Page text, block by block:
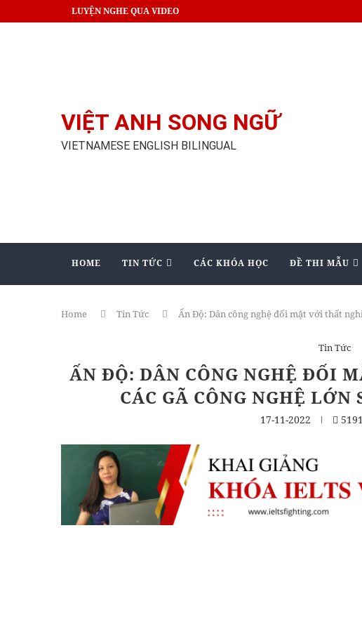
LUYỆN NGHE QUA VIDEO
VIỆT ANH SONG NGỮ
VIETNAMESE ENGLISH BILINGUAL
HOME TIN TỨC CÁC KHÓA HỌC ĐỀ THI MẪU
Home Tin Tức Ấn Độ: Dân công nghệ đối mặt với thất
Tin Tức
ẤN ĐỘ: DÂN CÔNG NGHỆ ĐỐI
CÁC GÃ CÔNG NGHỆ
17-11-2022